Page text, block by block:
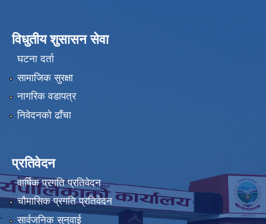
विधुतीय शुसासन सेवा
घटना दर्ता
सामाजिक सुरक्षा
नागरिक वडापत्र
निवेदनको ढाँचा
प्रतिवेदन
वार्षिक प्रगति प्रतिवेदन
चौमासिक प्रगति प्रतिवेदन
सार्वजनिक सुनुवाई